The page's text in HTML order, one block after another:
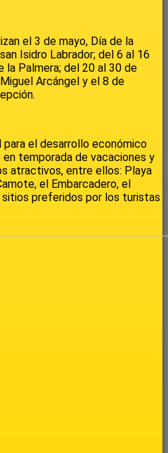
el 3 de mayo, Día de la
Isidro Labrador; del 6 al 16
la Palmera; del 20 al 30 de
Arcángel y el 8 de
el desarrollo económico
temporada de vacaciones y
atractivos, entre ellos: Playa
el Embarcadero, el
sitios preferidos por los turistas